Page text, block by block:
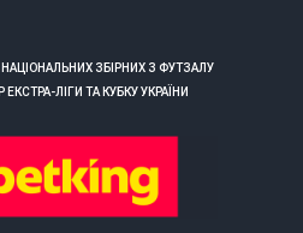
ЗБІРНИХ З ФУТЗАЛУ
ЛІГИ ТА КУБКУ УКРАЇНИ